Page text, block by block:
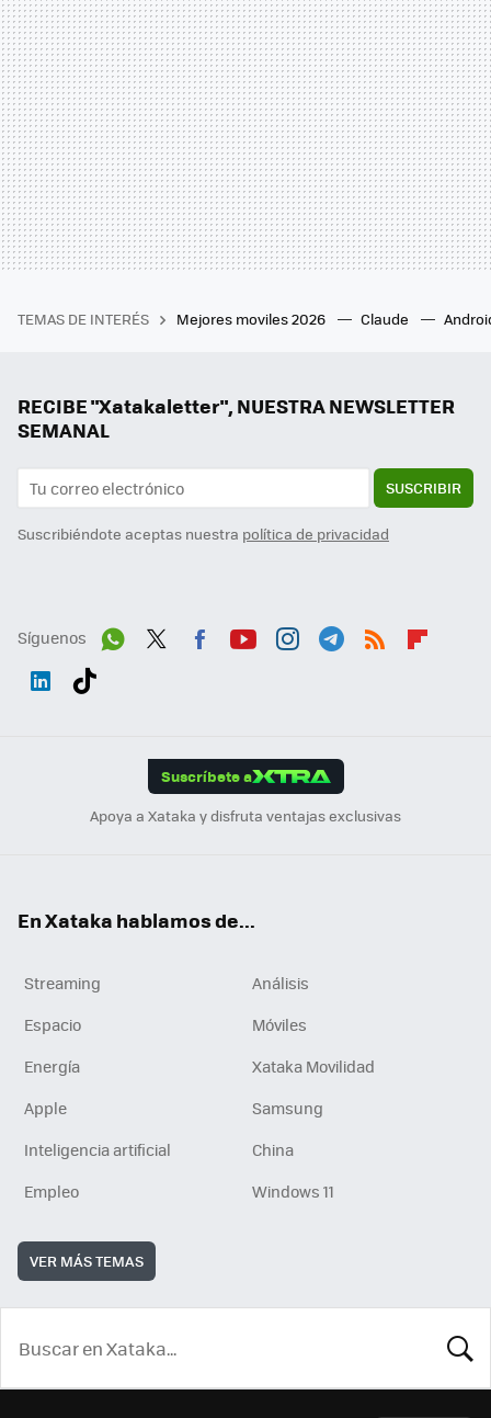
TEMAS DE INTERÉS Mejores moviles 2026 Claude
RECIBE "Xatakaletter", NUESTRA NEWSLETTER
SEMANAL
SUSCRIBIR
Suscribiéndote aceptas nuestra política de privacidad
Síguenos
Suscríbete a
Apoya a Xataka y disfruta ventajas exclusivas
En Xataka hablamos de...
Streaming
Análisis
Espacio
Móviles
Energía
Xataka Movilidad
Apple
Samsung
Inteligencia artificial
China
Empleo
Windows 11
VER MÁS TEMAS